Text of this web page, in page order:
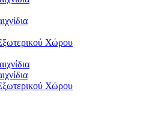
Χώρου
Χώρου